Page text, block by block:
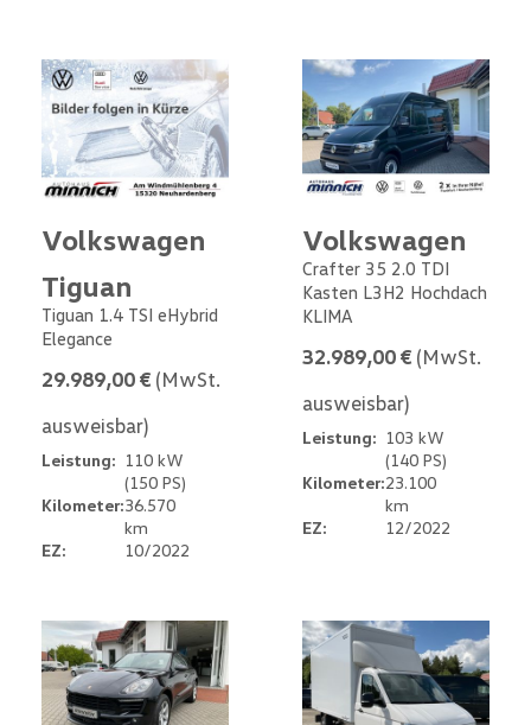
Volkswagen
Tiguan
Tiguan 1.4 TSI eHybrid
Elegance
29.989,00 € (MwSt.
ausweisbar)
Leistung: 110 kW
(150 PS)
Kilometer:36.570
km
EZ:
10/2022
Volkswagen
Crafter 35 2.0 TDI
Kasten L3H2 Hochdach
KLIMA
32.989,00 € (MwSt.
ausweisbar)
Leistung: 103 kW
(140 PS)
Kilometer:23.100
km
EZ:
12/2022